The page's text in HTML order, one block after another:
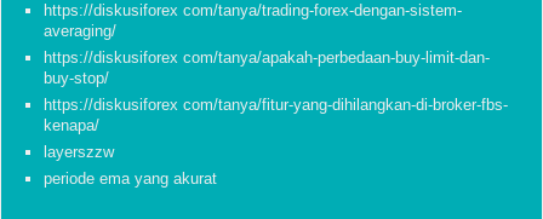
https://diskusiforex com/tanya/trading-forex-dengan-sistem-
averaging/
https://diskusiforex com/tanya/apakah-perbedaan-buy-limit-dan-
buy-stop/
https://diskusiforex com/tanya/fitur-yang-dihilangkan-di-broker-fbs-
kenapa/
layerszzw
periode ema yang akurat